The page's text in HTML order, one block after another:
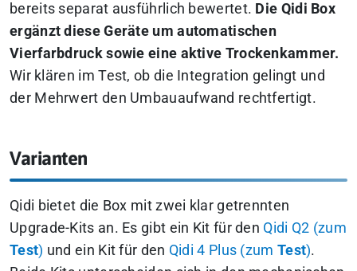
bereits separat ausführlich bewertet. Die Qidi Box
ergänzt diese Geräte um automatischen
Vierfarbdruck sowie eine aktive Trockenkammer.
Wir klären im Test, ob die Integration gelingt und
der Mehrwert den Umbauaufwand rechtfertigt.
Varianten
Qidi bietet die Box mit zwei klar getrennten
Upgrade-Kits an. Es gibt ein Kit für den Qidi Q2 (zum
Test) und ein Kit für den Qidi 4 Plus (zum Test).